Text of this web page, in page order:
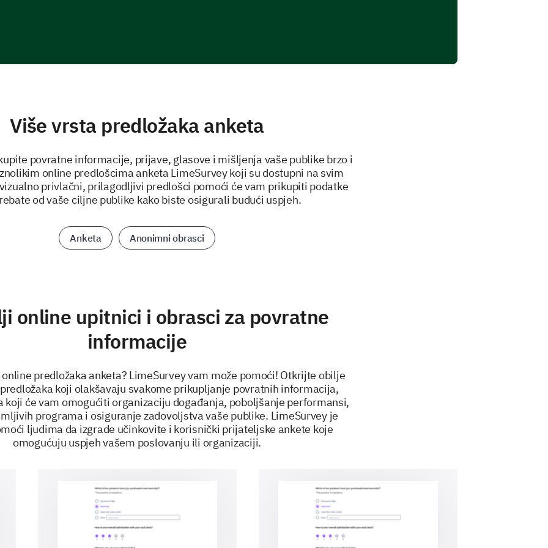
Više vrsta predložaka anketa
povratne informacije, prijave, glasove i mišljenja vaše publike brzo i
online predlošcima anketa LimeSurvey koji su dostupni na svim
privlačni, prilagodljivi predlošci pomoći će vam prikupiti podatke
od vaše ciljne publike kako biste osigurali budući uspjeh.
Anketa Anonimni obrasci
online upitnici i obrasci za povratne
informacije
predložaka anketa? LimeSurvey vam može pomoći! Otkrijte obilje
koji olakšavaju svakome prikupljanje povratnih informacija,
koji će vam omogućiti organizaciju događanja, poboljšanje performansi,
programa i osiguranje zadovoljstva vaše publike. LimeSurvey je
ljudima da izgrade učinkovite i korisnički prijateljske ankete koje
omogućuju uspjeh vašem poslovanju ili organizaciji.